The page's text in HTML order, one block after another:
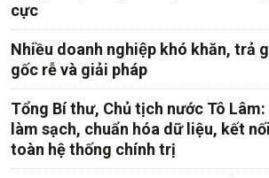
cực
Nhiều doanh nghiệp khó khăn, trả
gốc rễ và giải pháp
Tổng Bí thư, Chủ tịch nước Tô
làm sạch, chuẩn hóa dữ liệu, kết
toàn hệ thống chính trị